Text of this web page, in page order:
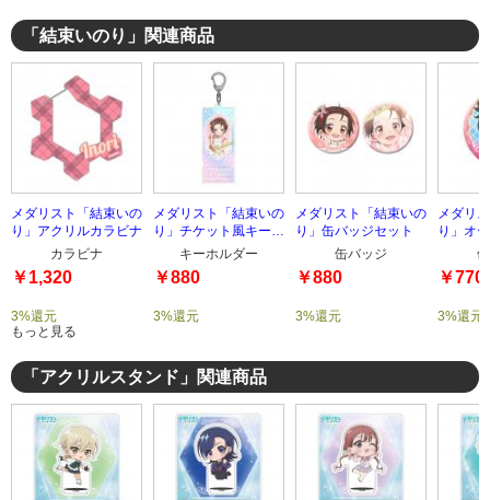
「結束いのり」関連商品
メダリスト「結束いの
り」アクリルカラビナ
カラビナ
￥1,320
3%還元
メダリスト「結束いの
り」チケット風キーホ
ルダーキーホルダー
￥880
3%還元
メダリスト「結束いの
り」缶バッジセット
缶バッジ
￥880
3%還元
メダリ
り」オ
￥770
3%還元
もっと見る
「アクリルスタンド」関連商品